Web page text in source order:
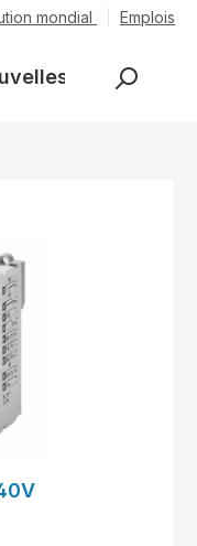
mondial Emplois